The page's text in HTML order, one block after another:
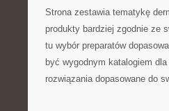
Strona zestawia tematykę
produkty bardziej zgodnie ze
tu wybór preparatów
być wygodnym katalogiem
rozwiązania dopasowane do